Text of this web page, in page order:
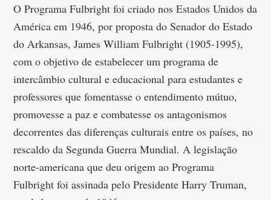
O Programa Fulbright foi criado nos Estados Unidos da
América em 1946, por proposta do Senador do Estado
do Arkansas, James William Fulbright (1905-1995),
com o objetivo de estabelecer um programa de
intercâmbio cultural e educacional para estudantes e
professores que fomentasse o entendimento mútuo,
promovesse a paz e combatesse os antagonismos
decorrentes das diferenças culturais entre os países, no
rescaldo da Segunda Guerra Mundial. A legislação
norte-americana que deu origem ao Programa
Fulbright foi assinada pelo Presidente Harry Truman,